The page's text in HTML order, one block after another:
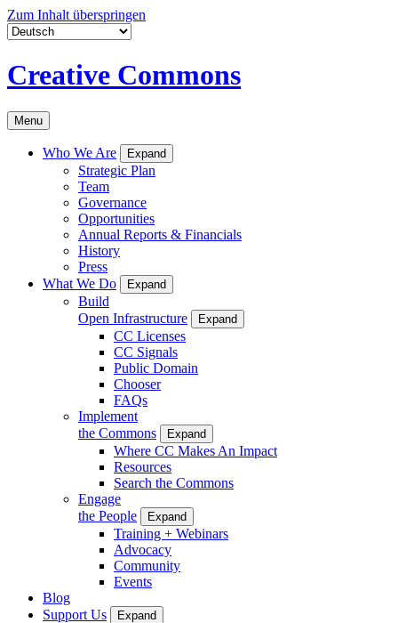
Zum Inhalt überspringen
Creative Commons
Menu
Who We Are Expand
Strategic Plan
Team
Governance
Opportunities
Annual Reports & Financials
History
Press
What We Do
Expand
Build
Open Infrastructure
Expand
CC Licenses
CC Signals
Public Domain
Chooser
FAQs
Implement
the Commons
Expand
Where CC Makes An Impact
Resources
Search the Commons
Engage
the People
Expand
Training + Webinars
Advocacy
Community
Events
Blog
Support Us
Expand